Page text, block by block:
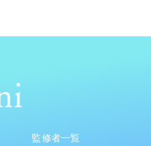
監修者一覧